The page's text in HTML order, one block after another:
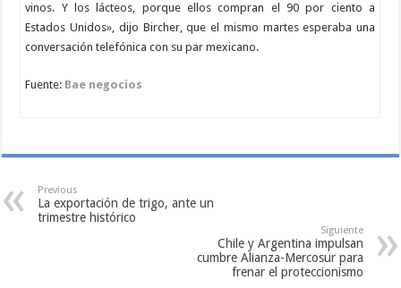
vinos. Y los lácteos, porque ellos compran el 90 por ciento a
Estados Unidos», dijo Bircher, que el mismo martes esperaba una
conversación telefónica con su par mexicano.
Fuente: Bae negocios
Previous
La exportación de trigo, ante un
trimestre histórico
Siguiente
Chile y Argentina impulsan
cumbre Alianza-Mercosur para
frenar el proteccionismo